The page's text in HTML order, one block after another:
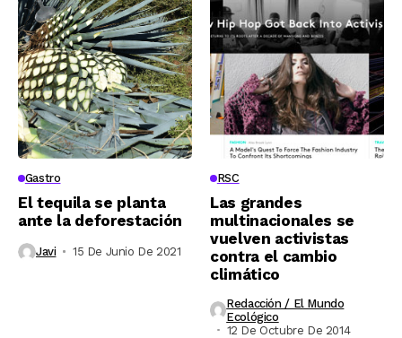
Gastro
El tequila se planta
ante la deforestación
Javi 15 De Junio De 2021
RSC
Las grandes
multinacionales se
vuelven activistas
contra el cambio
climático
Redacción / El Mundo
Ecológico
12 De Octubre De 2014